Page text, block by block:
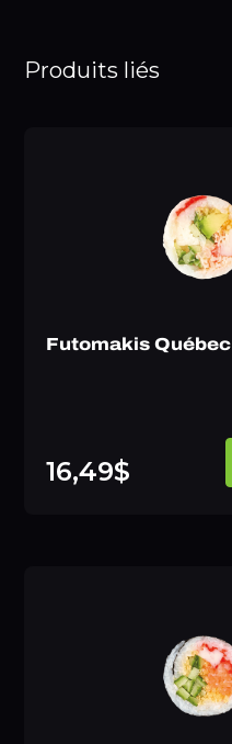
Produits liés
Futomakis Québec
16,49$